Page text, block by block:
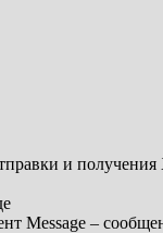
и
Message –